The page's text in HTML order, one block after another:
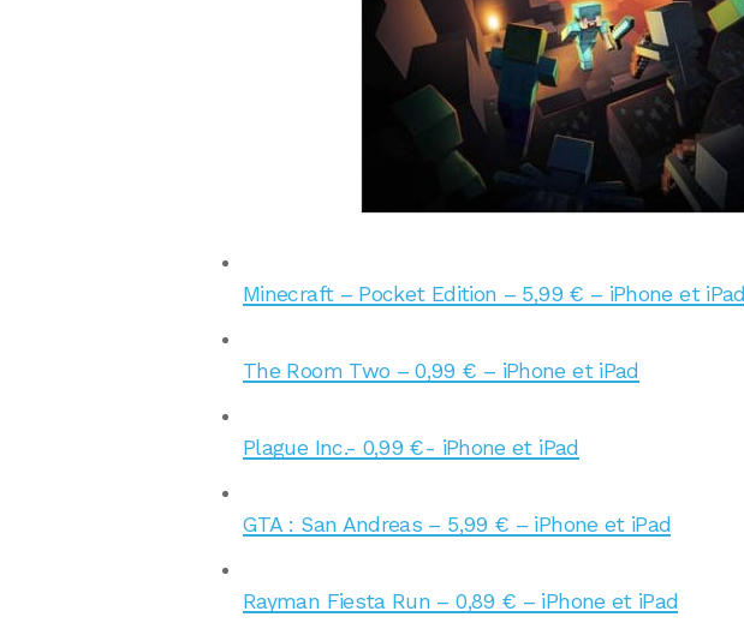
Minecraft – Pocket Edition – 5,99 € – iPhone et iPad
The Room Two – 0,99 € – iPhone et iPad
Plague Inc.- 0,99 €- iPhone et iPad
GTA : San Andreas – 5,99 € – iPhone et iPad
Rayman Fiesta Run – 0,89 € – iPhone et iPad